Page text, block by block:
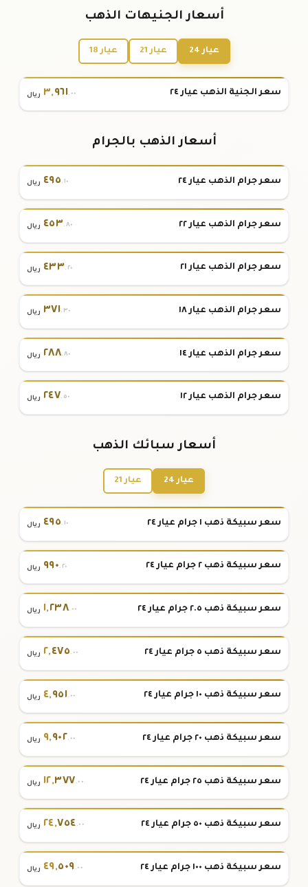
أسعار الجنيهات الذهب
عيار 24 عيار 21 عيار 18
سعر الجنية الذهب عيار ٢٤ ٣,٩٦١.٠٠ ريال
أسعار الذهب بالجرام
سعر جرام الذهب عيار ٢٤ ٤٩٥.١٠ ريال
سعر جرام الذهب عيار ٢٢ ٤٥٣.٨٠ ريال
سعر جرام الذهب عيار ٢١ ٤٣٣.٢٠ ريال
سعر جرام الذهب عيار ١٨ ٣٧١.٣٠ ريال
سعر جرام الذهب عيار ١٤ ٢٨٨.٨٠ ريال
سعر جرام الذهب عيار ١٢ ٢٤٧.٥٠ ريال
أسعار سبائك الذهب
عيار 24 عيار 21
سعر سبيكة ذهب ١ جرام عيار ٢٤ ٤٩٥.١٠ ريال
سعر سبيكة ذهب ٢ جرام عيار ٢٤ ٩٩٠.٢٠ ريال
سعر سبيكة ذهب ٢.٥ جرام عيار ٢٤ ١,٢٣٨.٠٠ ريال
سعر سبيكة ذهب ٥ جرام عيار ٢٤ ٢,٤٧٥.٠٠ ريال
سعر سبيكة ذهب ١٠ جرام عيار ٢٤ ٤,٩٥١.٠٠ ريال
سعر سبيكة ذهب ٢٠ جرام عيار ٢٤ ٩,٩٠٢.٠٠ ريال
سعر سبيكة ذهب ٢٥ جرام عيار ٢٤ ١٢,٣٧٧.٠٠ ريال
سعر سبيكة ذهب ٥٠ جرام عيار ٢٤ ٢٤,٧٥٤.٠٠ ريال
سعر سبيكة ذهب ١٠٠ جرام عيار ٢٤ ٤٩,٥٠٩.٠٠ ريال